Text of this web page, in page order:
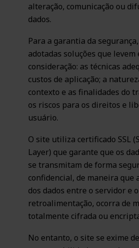
alteração, comunicação ou
dados.
Para a garantia da
adotadas soluções que levem
consideração: as técnicas
custos de aplicação; a
contexto e as finalidades do
os riscos para os direitos e
usuário.
O site utiliza certificado SSL
Layer) que garante que os
se transmitam de forma
confidencial, de maneira que
dos dados entre o servidor e
retroalimentação, ocorra de
totalmente cifrada ou
No entanto, o site se exime de